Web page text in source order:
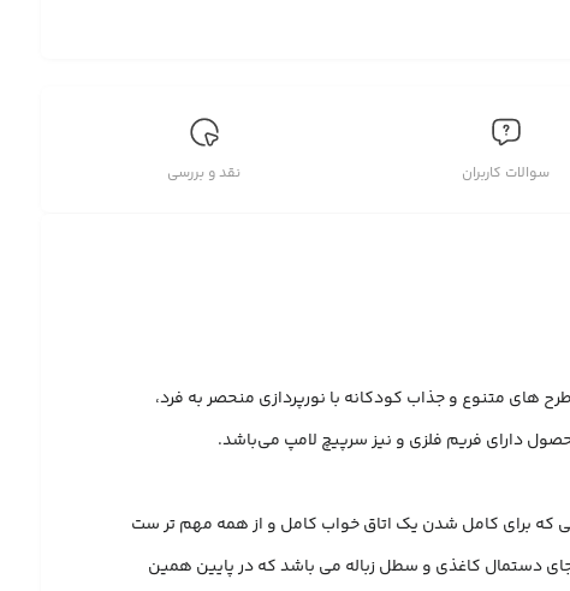
سوالات کاربران نقد و بررسی
های متنوع و جذاب کودکانه با نورپردازی منحصر به فرد،
که برای کامل شدن یک اتاق خواب کامل و از همه مهم تر ست
جای دستمال کاغذی و سطل زباله می باشد که در پایین همین